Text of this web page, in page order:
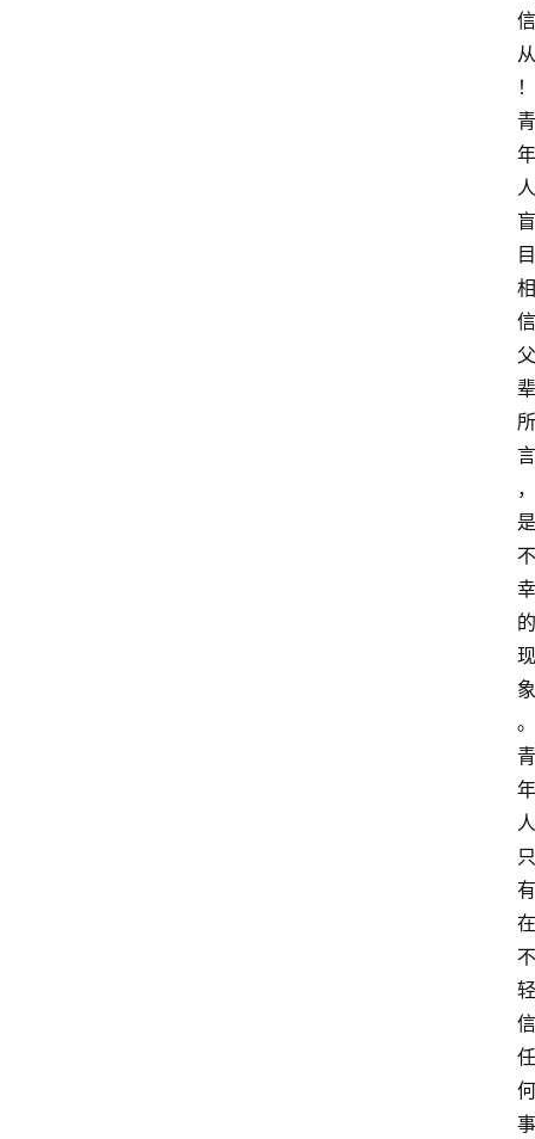
信
从
！
青
年
人
盲
目
相
信
父
辈
所
言
，
是
不
幸
的
现
象
。
青
年
人
只
有
在
不
轻
信
任
何
事